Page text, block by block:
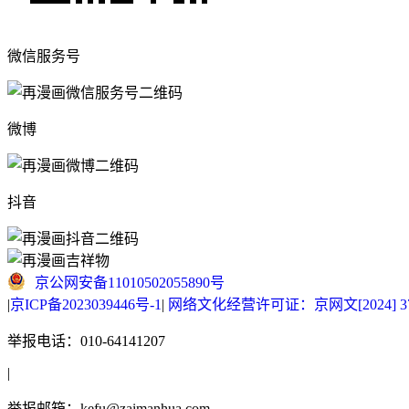
微信服务号
微博
抖音
京公网安备11010502055890号
|京ICP备2023039446号-1 | 网络文化经营许可证：京网文[2024]
举报电话：010-64141207
|